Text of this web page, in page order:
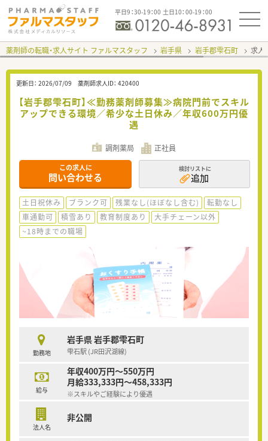
平日9：30-19：00 土日10：00-19：00
薬剤師の転職・求人サイト ファルマスタッフ 岩手県 岩手郡雫石町 求人
更新日： 2026/07/09 薬剤師求人ID： 420400
【岩手郡雫石町】≪勤務薬剤師募集≫病院門前でスキル
アップできる環境／希少な土日休み／年収600万円優
遇
調剤薬局 正社員
この求人に
問い合わせる
検討リストに
追加
土日祝休み ブランク可 残業なし(ほぼなし含む)
転勤なし
車通勤可
積雪あり 教育制度あり
大手チェーン以外
~18時までの職場
勤務地
岩手県 岩手郡雫石町
雫石駅 (JR田沢湖線)
給与
年収400万円～550万円
月給333,333円～458,333円
※スキルやご経験により優遇
法人名
非公開